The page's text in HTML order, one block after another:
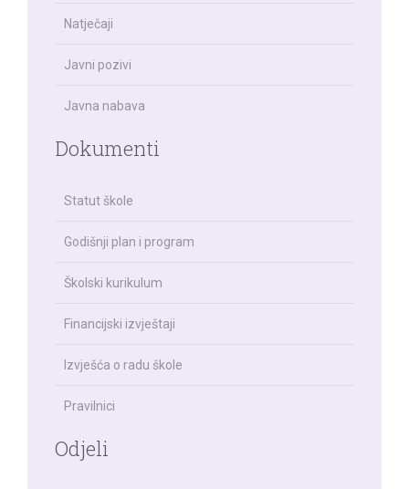
Natječaji
Javni pozivi
Javna nabava
Dokumenti
Statut škole
Godišnji plan i program
Školski kurikulum
Financijski izvještaji
Izvješća o radu škole
Pravilnici
Odjeli